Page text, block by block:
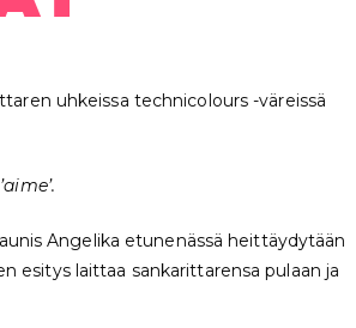
uhkeissa technicolours -väreissä
Angelika etunenässä heittäydytään
esitys laittaa sankarittarensa pulaan ja